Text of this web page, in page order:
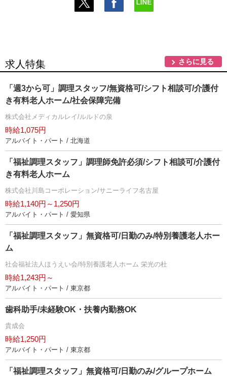
求人特集 さらに見る
「週3から可」調理スタッフ/無資格可/シフト相談可/介護付
き有料老人ホーム/社会保障完備
株式会社メディカルレイ/ルルドの泉
時給1,075円
アルバイト・パート / 北海道
「福祉調理スタッフ」調理師免許必須/シフト相談可/介護付
き有料老人ホーム
株式会社川島コーポレーション/サニーライフ名古屋
時給1,140円～1,250円
アルバイト・パート / 愛知県
「福祉調理スタッフ」無資格可/日勤のみ/特別養護老人ホー
ム
社会福祉法人ほうえい会/特別養護老人ホーム 栄光の杜
時給1,243円～
アルバイト・パート / 東京都
歯科助手/未経験OK・扶養内勤務OK
貴成会
時給1,250円
アルバイト・パート / 東京都
「福祉調理スタッフ」無資格可/日勤のみ/グループホーム